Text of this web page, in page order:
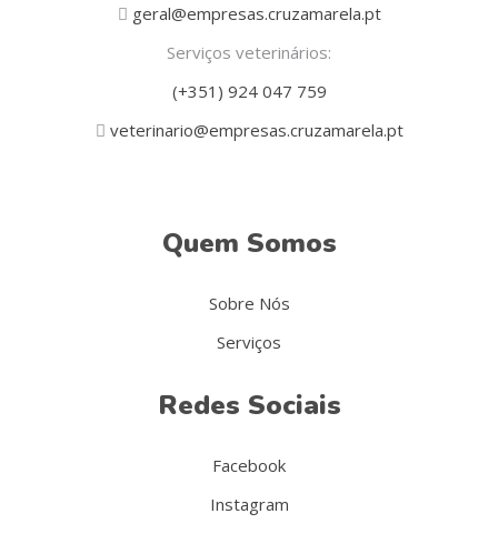
geral@empresas.cruzamarela.pt
Serviços veterinários:
(+351) 924 047 759
veterinario@empresas.cruzamarela.pt
Quem Somos
Sobre Nós
Serviços
Redes Sociais
Facebook
Instagram